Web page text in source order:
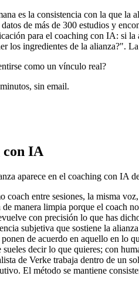
es la consistencia con la que
de más de 300 estudios y
para el coaching con IA: si
los ingredientes de la alianza?".
como un vínculo real?
sin email.
con IA
aparece en el coaching con IA
coach entre sesiones, la misma
manera limpia porque el coach
con precisión lo que has
subjetiva que sostiene la
de acuerdo en aquello en lo
decir lo que quieres; con
de Verke trabaja dentro de un
El método se mantiene